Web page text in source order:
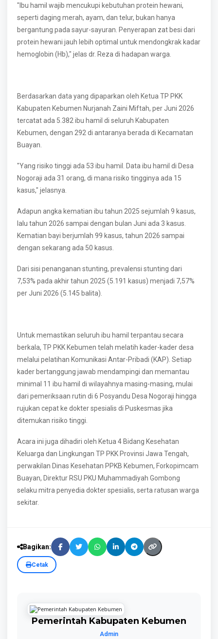
"Ibu hamil wajib mencukupi kebutuhan protein hewani,
seperti daging merah, ayam, dan telur, bukan hanya
bergantung pada sayur-sayuran. Penyerapan zat besi dari
protein hewani jauh lebih optimal untuk mendongkrak kadar
hemoglobin (Hb)," jelas dr. Reza di hadapan warga.
Berdasarkan data yang dipaparkan oleh Ketua TP PKK
Kabupaten Kebumen Nurjanah Zaini Miftah, per Juni 2026
tercatat ada 5.382 ibu hamil di seluruh Kabupaten
Kebumen, dengan 292 di antaranya berada di Kecamatan
Buayan.
"Yang risiko tinggi ada 53 ibu hamil. Data ibu hamil di Desa
Nogoraji ada 31 orang, di mana risiko tingginya ada 15
kasus," jelasnya.
Adapun angka kematian ibu tahun 2025 sejumlah 9 kasus,
lalu tahun 2026 sampai dengan bulan Juni ada 3 kasus.
Kematian bayi berjumlah 99 kasus, tahun 2026 sampai
dengan sekarang ada 50 kasus.
Dari sisi penanganan stunting, prevalensi stunting dari
7,53% pada akhir tahun 2025 (5.191 kasus) menjadi 7,57%
per Juni 2026 (5.145 balita).
Untuk memastikan seluruh ibu hamil terpantau secara
berkala, TP PKK Kebumen telah melatih kader-kader desa
melalui pelatihan Komunikasi Antar-Pribadi (KAP). Setiap
kader bertanggung jawab mendampingi dan memantau
minimal 11 ibu hamil di wilayahnya masing-masing, mulai
dari pemeriksaan rutin di 6 Posyandu Desa Nogoraji hingga
rujukan cepat ke dokter spesialis di Puskesmas jika
ditemukan risiko tinggi.
Acara ini juga dihadiri oleh Ketua 4 Bidang Kesehatan
Keluarga dan Lingkungan TP PKK Provinsi Jawa Tengah,
perwakilan Dinas Kesehatan PPKB Kebumen, Forkopimcam
Buayan, Direktur RSU PKU Muhammadiyah Gombong
selaku mitra penyedia dokter spesialis, serta ratusan warga
sekitar.
Bagikan:
Cetak
Pemerintah Kabupaten Kebumen
Admin